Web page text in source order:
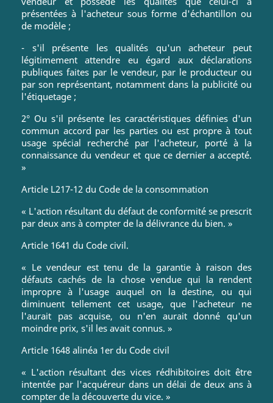
présentées à l'acheteur sous forme d'échantillon ou
de modèle ;
- s'il présente les qualités qu'un acheteur peut
légitimement attendre eu égard aux déclarations
publiques faites par le vendeur, par le producteur ou
par son représentant, notamment dans la publicité ou
l'étiquetage ;
2° Ou s'il présente les caractéristiques définies d'un
commun accord par les parties ou est propre à tout
usage spécial recherché par l'acheteur, porté à la
connaissance du vendeur et que ce dernier a accepté.
»
Article L217-12 du Code de la consommation
« L'action résultant du défaut de conformité se prescrit
par deux ans à compter de la délivrance du bien. »
Article 1641 du Code civil.
« Le vendeur est tenu de la garantie à raison des
défauts cachés de la chose vendue qui la rendent
impropre à l'usage auquel on la destine, ou qui
diminuent tellement cet usage, que l'acheteur ne
l'aurait pas acquise, ou n'en aurait donné qu'un
moindre prix, s'il les avait connus. »
Article 1648 alinéa 1er du Code civil
« L'action résultant des vices rédhibitoires doit être
intentée par l'acquéreur dans un délai de deux ans à
compter de la découverte du vice. »